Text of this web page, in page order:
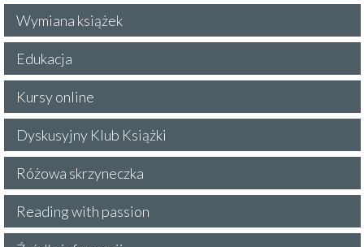
Wymiana książek
Edukacja
Kursy online
Dyskusyjny Klub Książki
Różowa skrzyneczka
Reading with passion